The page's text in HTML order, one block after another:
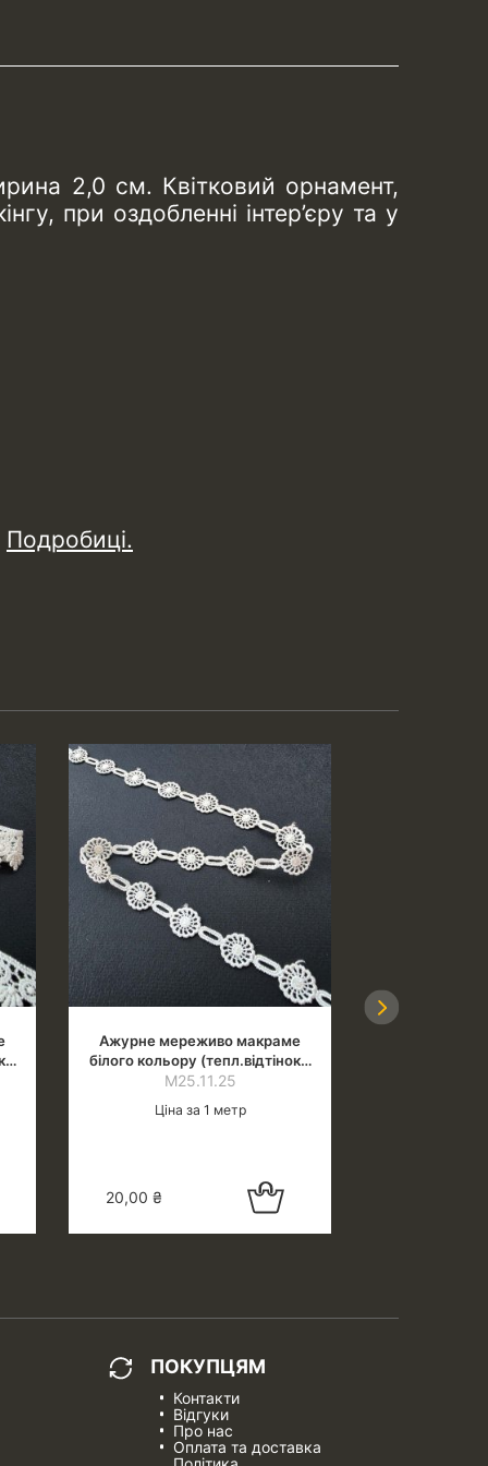
2,0 см. Квітковий орнамент,
при оздобленні інтер’єру та у
Подробиці.
Ажурне мереживо макраме
білого кольору (тепл.відтінок),
ширина 1.4 см
М25.11.25
Ціна за 1 метр
20,00₴ Додати в
кошик
Next
ПОКУПЦЯМ
Контакти
Відгуки
Про нас
Оплата та доставка